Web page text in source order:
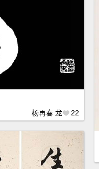
杨再春 龙 22